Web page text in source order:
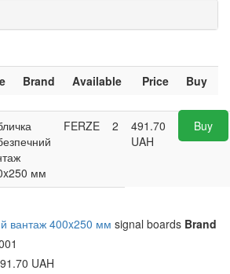
Brand Available Price Buy
мм
FERZE 2
491.70
UAH
Buy
вантаж 400x250 мм signal boards Brand
UAH